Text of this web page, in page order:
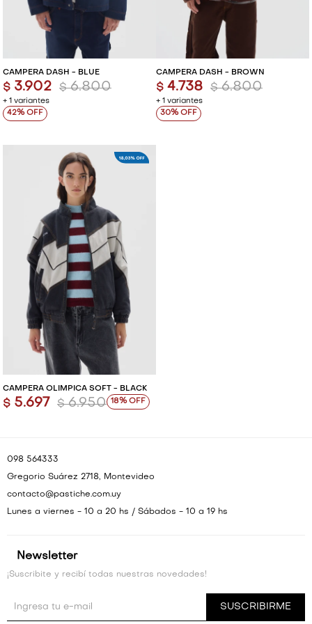
CAMPERA DASH - BLUE
+ 1 variantes
$ 3.902 $ 6.800
42
CAMPERA DASH - BROWN
+ 1 variantes
$ 4.738 $ 6.800
30
CAMPERA OLÍMPICA SOFT - BLACK
$ 5.697 $ 6.950 18
Newsletter
¡Suscribite y recibí todas nuestras novedades!
SUSCRIBIRME
098 564333
Gregorio Suárez 2718, Montevideo
contacto@pastiche.com.uy
Lunes a viernes - 10 a 20 hs / Sábados - 10 a 19 hs